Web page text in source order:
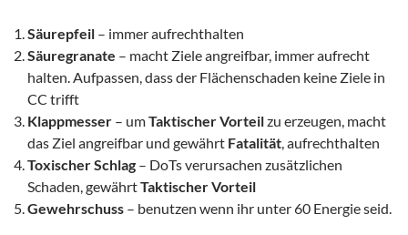
Säurepfeil – immer aufrechthalten
Säuregranate – macht Ziele angreifbar, immer aufrecht
halten. Aufpassen, dass der Flächenschaden keine Ziele in
CC trifft
Klappmesser – umTaktischer Vorteilzu erzeugen, macht
das Ziel angreifbar und gewährt Fatalität, aufrechthalten
Toxischer Schlag – DoTs verursachen zusätzlichen
Schaden, gewährtTaktischer Vorteil
Gewehrschuss – benutzen wenn ihr unter 60 Energie seid.